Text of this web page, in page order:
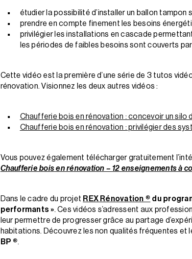
étudier la possibilité d’installer un ballon tampon
prendre en compte finement les besoins
privilégier les installations en cascade
les périodes de faibles besoins sont couverts par
Cette vidéo est la première d’une série de 3 tutos
rénovation. Visionnez les deux autres vidéos :
Chaufferie bois en rénovation : concevoir un silo
Chaufferie bois en rénovation : privilégier des
Vous pouvez également télécharger gratuitement
Chaufferie bois en rénovation – 12 enseignements à
Dans le cadre du projet REX Rénovation ® du
performants ». Ces vidéos s’adressent aux
leur permettre de progresser grâce au partage
habitations. Découvrez les non qualités fréquentes et
BP ®.